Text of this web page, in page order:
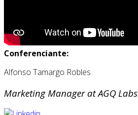
Conferenciante:
Alfonso Tamargo Robles
Marketing Manager at AGQ Labs